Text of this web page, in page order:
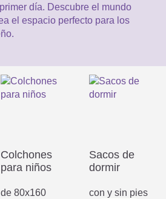
DESARROLLO
Especiales
Lateral
día. Descubre el mundo
el espacio perfecto para los
Colchones
para niños
de 80x160
Sacos de
dormir
con y sin pies